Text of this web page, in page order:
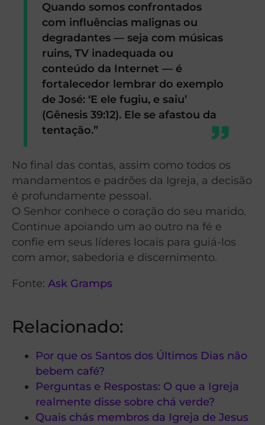
Quando somos confrontados
com influências malignas ou
degradantes — seja com músicas
ruins, TV inadequada ou
conteúdo da Internet — é
fortalecedor lembrar do exemplo
de José: ‘E ele fugiu, e saiu’
(Gênesis 39:12). Ele se afastou da
tentação.”
No final das contas, assim como todos os
mandamentos e padrões da Igreja, a decisão
é profundamente pessoal.
O Senhor conhece o coração do seu marido.
Continue apoiando um ao outro na fé e
confie em seus líderes locais para guiá-los
com amor, sabedoria e discernimento.
Fonte: Ask Gramps
Relacionado:
Por que os Santos dos Últimos Dias não
bebem café?
Perguntas e Respostas: O que a Igreja
realmente disse sobre chá verde?
Quais chás membros da Igreja de Jesus